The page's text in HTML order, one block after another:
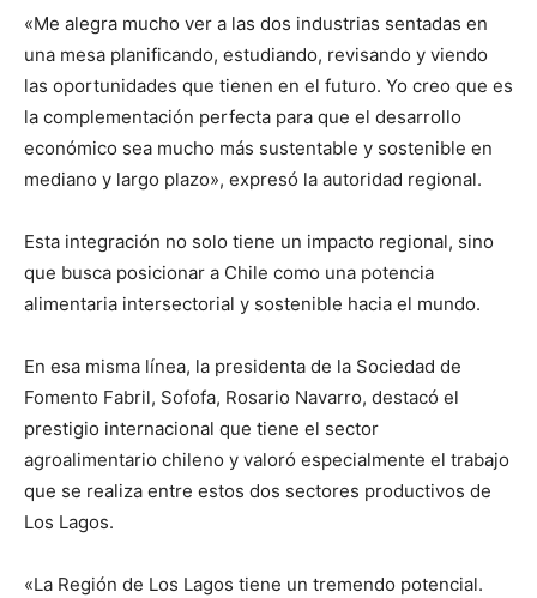
«Me alegra mucho ver a las dos industrias sentadas en
una mesa planificando, estudiando, revisando y viendo
las oportunidades que tienen en el futuro. Yo creo que es
la complementación perfecta para que el desarrollo
económico sea mucho más sustentable y sostenible en
mediano y largo plazo», expresó la autoridad regional.
Esta integración no solo tiene un impacto regional, sino
que busca posicionar a Chile como una potencia
alimentaria intersectorial y sostenible hacia el mundo.
En esa misma línea, la presidenta de la Sociedad de
Fomento Fabril, Sofofa, Rosario Navarro, destacó el
prestigio internacional que tiene el sector
agroalimentario chileno y valoró especialmente el trabajo
que se realiza entre estos dos sectores productivos de
Los Lagos.
«La Región de Los Lagos tiene un tremendo potencial.